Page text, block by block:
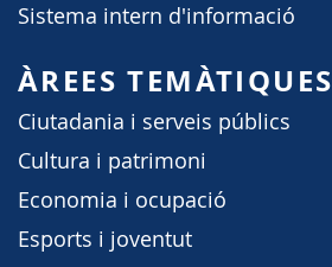
Sistema intern d'informació
ÀREES TEMÀTIQUES
Ciutadania i serveis públics
Cultura i patrimoni
Economia i ocupació
Esports i joventut